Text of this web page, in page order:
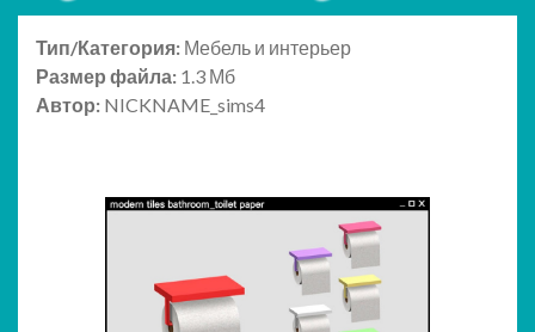
Тип/Категория: Мебель и интерьер
Размер файла: 1.3 Мб
Автор: NICKNAME_sims4